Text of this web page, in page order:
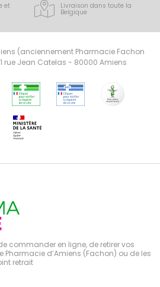
et Livraison dans toute la
Belgique
(anciennement Pharmacie Fachon
rue Jean Catelas - 80000 Amiens
commander en ligne, de retirer vos
d’Amiens (Fachon) ou de les
retrait